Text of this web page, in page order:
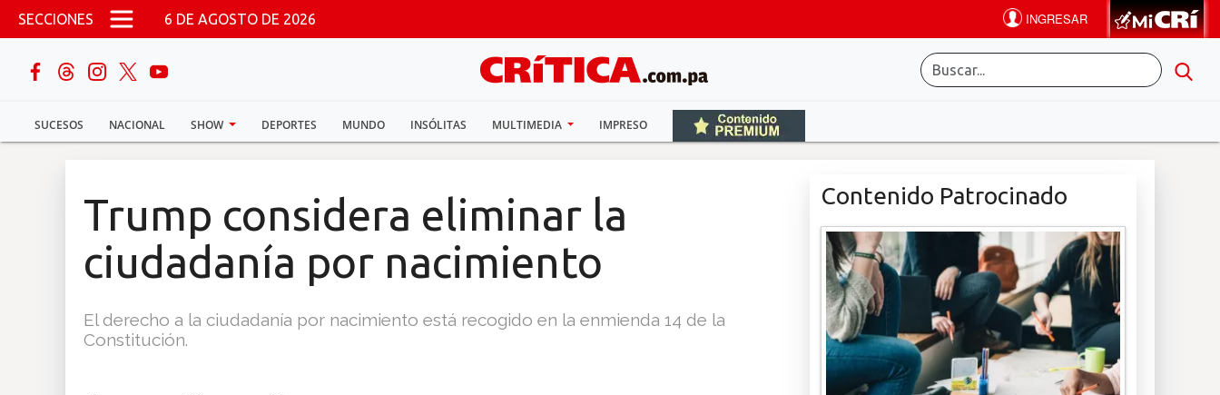
Pasar al contenido principal
SECCIONES 6 DE AGOSTO DE 2026
SUCESOS NACIONAL SHOW DEPORTES MUNDO INSÓLITAS MULTIMEDIA IMPRESO
buscar
Sucesos
Trump considera eliminar la
ciudadanía por nacimiento
El derecho a la ciudadanía por nacimiento está recogido en la enmienda 14 de la
Constitución.
Contenido Patrocinado